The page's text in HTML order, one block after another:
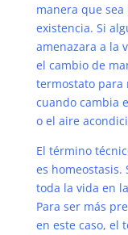
manera que
existencia. Si
amenazara a la
el cambio de
termostato para
cuando cambia
o el aire
El término
es homeostasis.
toda la vida en
Para ser más
en este caso, el